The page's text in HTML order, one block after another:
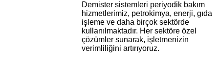
Demister sistemleri periyodik bakım
hizmetlerimiz, petrokimya, enerji, gıda
işleme ve daha birçok sektörde
kullanılmaktadır. Her sektöre özel
çözümler sunarak, işletmenizin
verimliliğini artırıyoruz.